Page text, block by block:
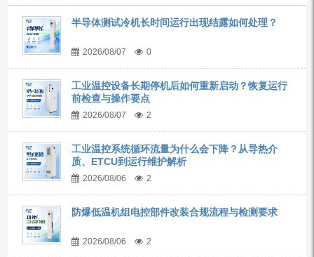
半导体测试冷机长时间运行出现结露如何处理？
2026/08/07 0
工业温控设备长期停机后如何重新启动？恢复运行
前检查与操作要点
2026/08/07 2
工业温控系统循环流量为什么会下降？从导热介
质、ETCU到运行维护解析
2026/08/06 2
防爆低温机组电控部件改装合规流程与检测要求
2026/08/06 2